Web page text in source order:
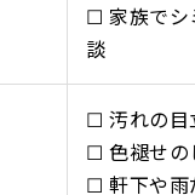
☐ 家族でシ
談
☐ 汚れの目
☐ 色褪せの
☐ 軒下や雨